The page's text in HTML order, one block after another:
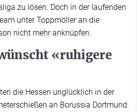
zu lösen. Doch in der laufenden
unter Toppmöller an die
nicht mehr anknüpfen.
«ruhigere
die Hessen unglücklich in der
an Borussia Dortmund.